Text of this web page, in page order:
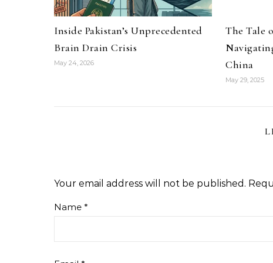
Inside Pakistan’s Unprecedented
Brain Drain Crisis
May 24, 2026
The Tale
China
May 29, 2025
Your email address will not be published.
Name *